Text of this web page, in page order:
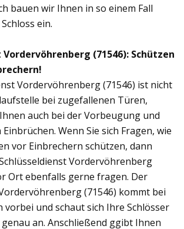
bauen wir Ihnen in so einem Fall
ein.
(71546): Schützen
Vordervöhrenberg (71546) ist nicht
bei zugefallenen Türen,
auch bei der Vorbeugung und
Wenn Sie sich Fragen, wie
vor Einbrechern schützen, dann
Vordervöhrenberg
Ort ebenfalls gerne fragen. Der
(71546) kommt bei
vorbei und schaut sich Ihre Schlösser
an. Anschließend ggibt Ihnen